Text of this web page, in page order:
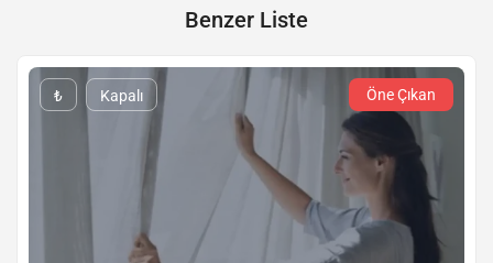
Benzer Liste
₺ Kapalı Öne Çıkan